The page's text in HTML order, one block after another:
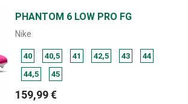
PHANTOM 6 LOW PRO FG
Nike
40 40,5 41 42,5 43
44
44,5
45
159,99 €